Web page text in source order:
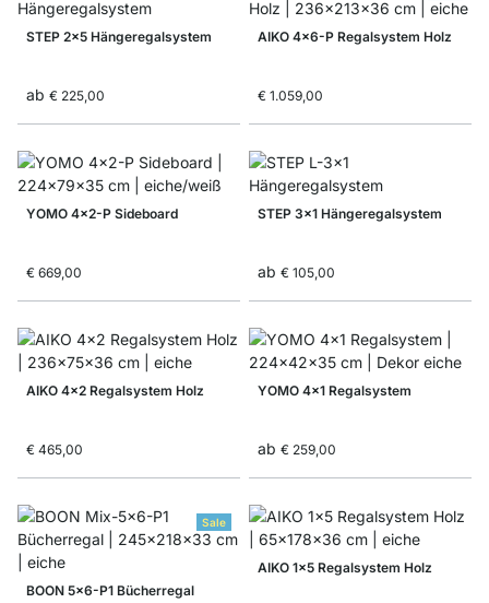
STEP 2x5 Hängeregalsystem
ab € 225,00
AIKO 4x6-P Regalsystem Holz
€ 1.059,00
YOMO 4x2-P Sideboard
€ 669,00
STEP 3x1 Hängeregalsystem
ab € 105,00
AIKO 4x2 Regalsystem Holz
€ 465,00
YOMO 4x1 Regalsystem
ab € 259,00
Sale
BOON 5x6-P1 Bücherregal
AIKO 1x5 Regalsystem Holz